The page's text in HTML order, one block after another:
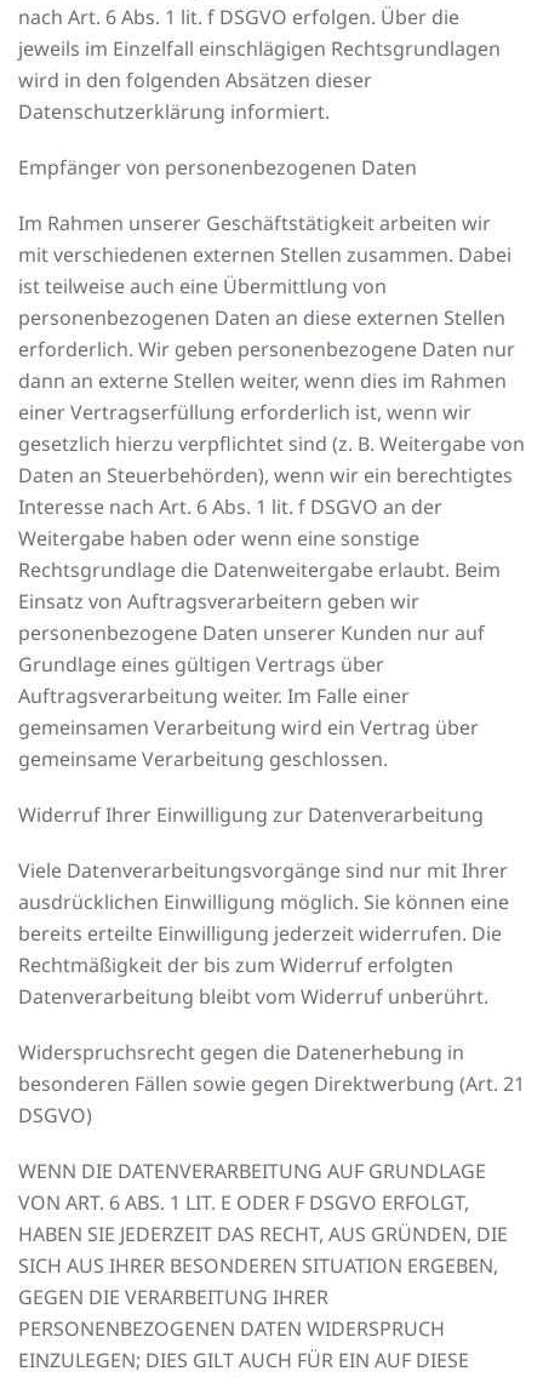
nach Art. 6 Abs. 1 lit. f DSGVO erfolgen. Über die
jeweils im Einzelfall einschlägigen Rechtsgrundlagen
wird in den folgenden Absätzen dieser
Datenschutzerklärung informiert.
Empfänger von personenbezogenen Daten
Im Rahmen unserer Geschäftstätigkeit arbeiten wir
mit verschiedenen externen Stellen zusammen. Dabei
ist teilweise auch eine Übermittlung von
personenbezogenen Daten an diese externen Stellen
erforderlich. Wir geben personenbezogene Daten nur
dann an externe Stellen weiter, wenn dies im Rahmen
einer Vertragserfüllung erforderlich ist, wenn wir
gesetzlich hierzu verpflichtet sind (z. B. Weitergabe von
Daten an Steuerbehörden), wenn wir ein berechtigtes
Interesse nach Art. 6 Abs. 1 lit. f DSGVO an der
Weitergabe haben oder wenn eine sonstige
Rechtsgrundlage die Datenweitergabe erlaubt. Beim
Einsatz von Auftragsverarbeitern geben wir
personenbezogene Daten unserer Kunden nur auf
Grundlage eines gültigen Vertrags über
Auftragsverarbeitung weiter. Im Falle einer
gemeinsamen Verarbeitung wird ein Vertrag über
gemeinsame Verarbeitung geschlossen.
Widerruf Ihrer Einwilligung zur Datenverarbeitung
Viele Datenverarbeitungsvorgänge sind nur mit Ihrer
ausdrücklichen Einwilligung möglich. Sie können eine
bereits erteilte Einwilligung jederzeit widerrufen. Die
Rechtmäßigkeit der bis zum Widerruf erfolgten
Datenverarbeitung bleibt vom Widerruf unberührt.
Widerspruchsrecht gegen die Datenerhebung in
besonderen Fällen sowie gegen Direktwerbung (Art. 21
DSGVO)
WENN DIE DATENVERARBEITUNG AUF GRUNDLAGE
VON ART. 6 ABS. 1 LIT. E ODER F DSGVO ERFOLGT,
HABEN SIE JEDERZEIT DAS RECHT, AUS GRÜNDEN, DIE
SICH AUS IHRER BESONDEREN SITUATION ERGEBEN,
GEGEN DIE VERARBEITUNG IHRER
PERSONENBEZOGENEN DATEN WIDERSPRUCH
EINZULEGEN; DIES GILT AUCH FÜR EIN AUF DIESE